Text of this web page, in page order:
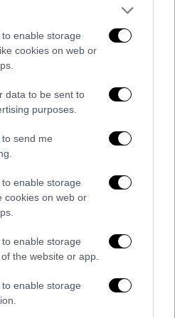
enable storage
cookies on web or
data to be sent to
purposes.
send me
enable storage
cookies on web or
enable storage
the website or app.
enable storage
ηφαίστειο